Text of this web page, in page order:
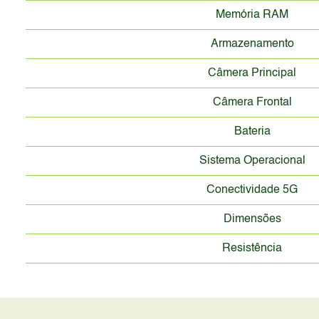
Memória RAM
Armazenamento
Câmera Principal
Câmera Frontal
Bateria
Sistema Operacional
Conectividade 5G
Dimensões
Resistência